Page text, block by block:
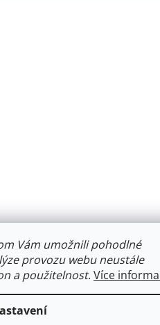
Vám umožnili pohodlné
provozu webu neustále
a použitelnost. Více